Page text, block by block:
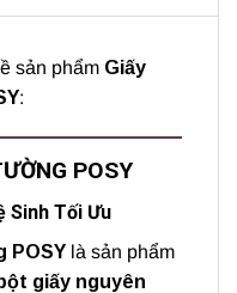
sản phẩm Giấy
:
POSY
Sinh Tối Ưu
POSY là sản phẩm
bột giấy nguyên